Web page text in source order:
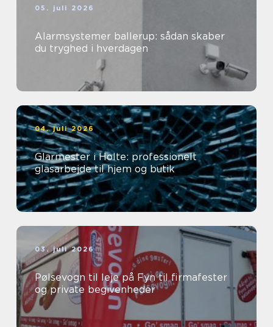
05. juli 2026
Alarmsystemer ballerup: sådan skaber
du tryghed i hverdagen
04. juli 2026
Glarmester i Holte: professionelt
glasarbejde til hjem og butik
03. juli 2026
Pølsevogn til leje på Fyn til firmafester
og private begivenheder